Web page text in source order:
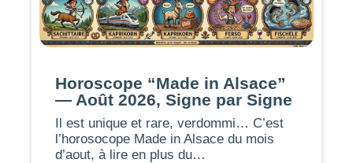
Horoscope “Made in Alsace”
— Août 2026, Signe par Signe
Il est unique et rare, verdommi… C’est
l’horosocope Made in Alsace du mois
d’aout, à lire en plus du…